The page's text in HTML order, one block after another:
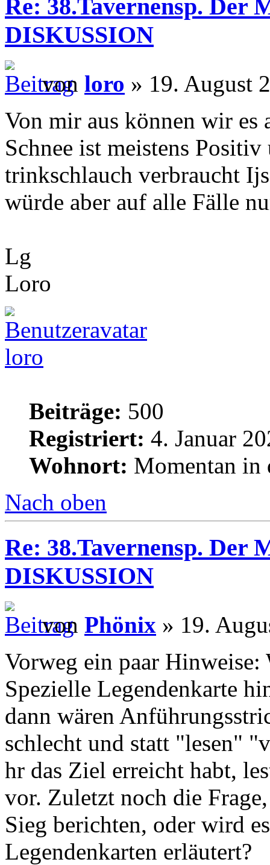
Re: 38.Tavernensp. Der
DISKUSSION
von loro » 19. August
Von mir aus können wir es
Schnee ist meistens
trinkschlauch verbraucht
würde aber auf alle Fälle
Lg
Loro
loro
Beiträge: 500
Registriert: 4. Januar
Wohnort: Momentan in
Nach oben
Re: 38.Tavernensp. Der
DISKUSSION
von Phönix » 19.
Vorweg ein paar Hinweise:
Spezielle Legendenkarte
dann wären
schlecht und statt "lesen"
hr das Ziel erreicht habt,
vor. Zuletzt noch die
Sieg berichten, oder wird
Legendenkarten erläutert?